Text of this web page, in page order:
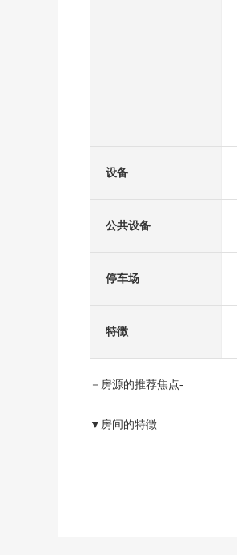
设备
公共设备
停车场
特徴
－房源的推荐焦点-
▼房间的特徴